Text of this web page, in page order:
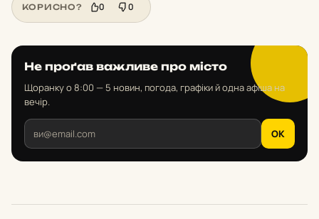
КОРИСНО? 0 0
Не проґав важливе про місто
Щоранку о 8:00 — 5 новин, погода, графіки й одна афіша на
вечір.
OK